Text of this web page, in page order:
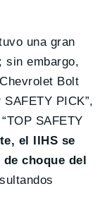
una gran
sin embargo,
Bolt
PICK”,
SAFETY
el IIHS se
choque del